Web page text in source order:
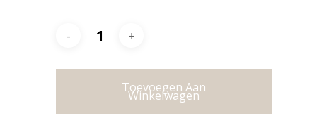
Toevoegen Aan
Winkelwagen